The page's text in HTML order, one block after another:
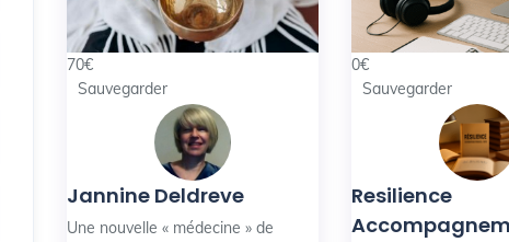
70€
Sauvegarder
Jannine Deldreve
Une nouvelle « médecine » de
0€
Sauvegarder
Resilience